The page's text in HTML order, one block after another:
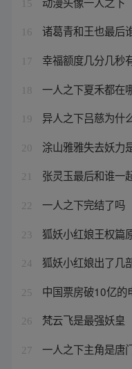
15
16 诸葛青和王也最后
17 幸福额度几分几秒
18 一人之下夏禾都在
19 异人之下吕慈为什
20 涂山雅雅失去妖力
21 张灵玉最后和谁一
22 一人之下完结了吗
23 狐妖小红娘王权篇
24 狐妖小红娘出了几
25 中国票房破10亿的
26 梵云飞是最强妖皇
27 一人之下主角是唐